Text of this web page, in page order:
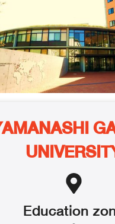
Education